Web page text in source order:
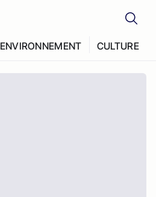
ENVIRONNEMENT CULTURE